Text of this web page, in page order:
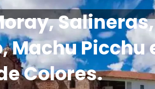
Picchu
Colores.